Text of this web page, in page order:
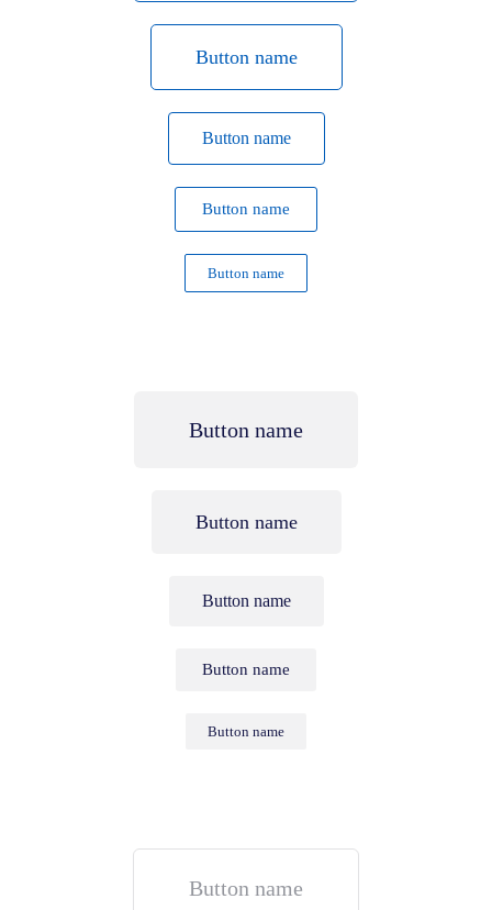
Button name
Button name
Button name
Button name
Button name
Button name
Button name
Button name
Button name
Button name